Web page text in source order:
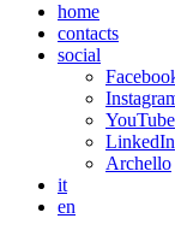
home
contacts
social
YouTube
LinkedIn
Archello
it
en